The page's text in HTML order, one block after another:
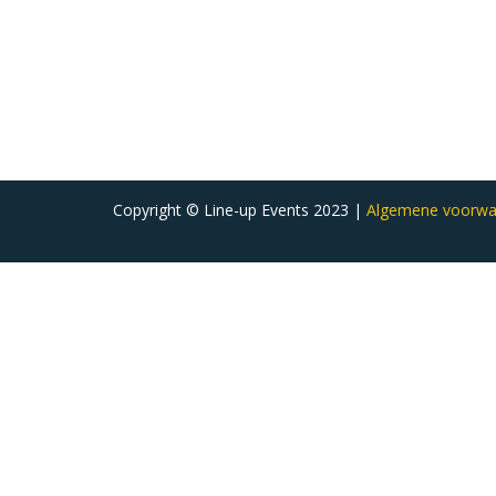
Copyright © Line-up Events 2023 | Algemene